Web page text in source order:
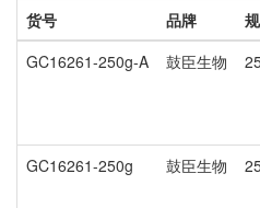
货号
品牌
GC16261-250g-A
鼓臣生物
GC16261-250g 鼓臣生物